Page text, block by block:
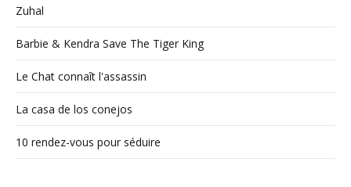
Zuhal
Barbie & Kendra Save The Tiger King
Le Chat connaît l'assassin
La casa de los conejos
10 rendez-vous pour séduire